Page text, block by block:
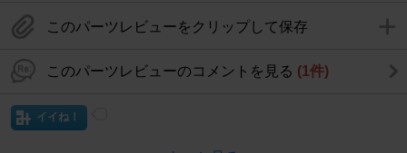
このパーツレビューをクリップして保存
このパーツレビューのコメントを見る (1件)
イイね！